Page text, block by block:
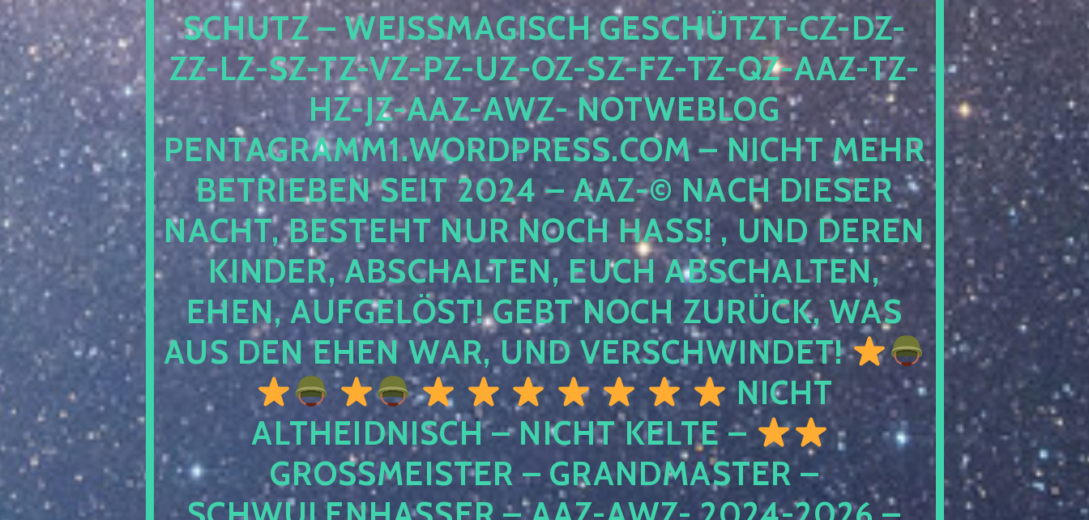
CHUTZ – WEISSMAGISCH GESCHÜTZT-CZ-DZ-ZZ
-LZ-SZ-TZ-VZ-PZ-UZ-OZ-SZ-FZ-TZ-QZ-AAZ-TZ-HZ
-JZ-AAZ-AWZ- NOTWEBLOG PE
NTAGRAMM1.WORDPRESS.COM – NICHT MEHR BE
TRIEBEN SEIT 2024 – AAZ-© NACH DIESER NA
CHT, BESTEHT NUR NOCH HASS! , UND DEREN KI
NDER, ABSCHALTEN, EUCH ABSCHALTEN, EH
EN, AUFGELÖST! GEBT NOCH ZURÜCK, WAS AU
S DEN EHEN WAR, UND VERSCHWINDET!
NICHT
ALTHEIDNISCH – NICHT KELTE –
GROSSMEISTER – GRANDMASTER – S